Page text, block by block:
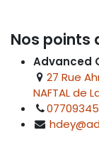
Nos points
Advanced
27 Rue
NAFTAL de